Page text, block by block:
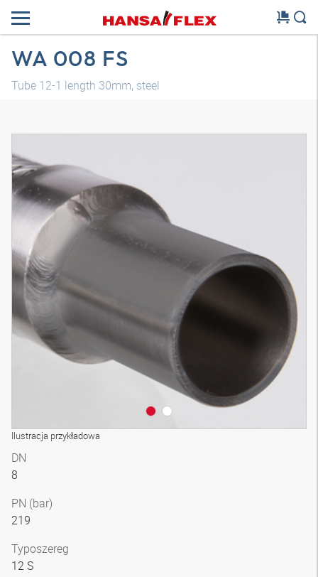
WA 008 FS
Tube 12-1 length 30mm, steel
Ilustracja przykładowa
DN
8
PN (bar)
219
Typoszereg
12 S